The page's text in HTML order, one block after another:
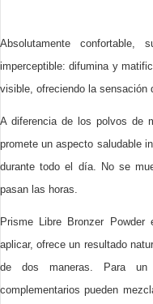
Absolutamente confortable,
imperceptible: difumina y
visible, ofreciendo la sensación
A diferencia de los polvos de
promete un aspecto saludable
durante todo el día. No se
pasan las horas.
Prisme Libre Bronzer
aplicar, ofrece un resultado
de dos maneras. Para un
complementarios pueden